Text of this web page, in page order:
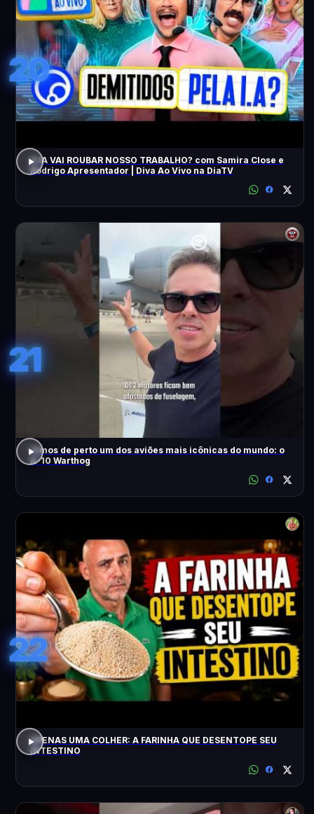
20
A IA VAI ROUBAR NOSSO TRABALHO? com Samira Close e
Rodrigo Apresentador | Diva Ao Vivo na DiaTV
21
Vimos de perto um dos aviões mais icônicas do mundo: o
A-10 Warthog
22
APENAS UMA COLHER: A FARINHA QUE DESENTOPE SEU
INTESTINO